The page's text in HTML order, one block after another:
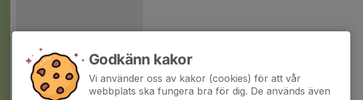
Godkänn kakor
Vi använder oss av kakor (cookies) för att vår
webbplats ska fungera bra för dig. De används även